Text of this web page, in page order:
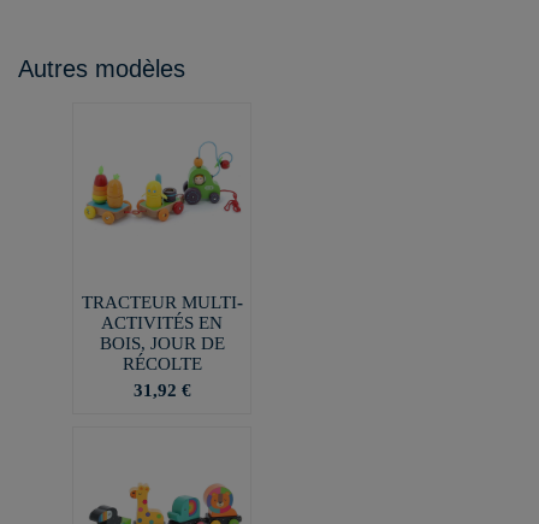
Autres modèles
TRACTEUR MULTI-
ACTIVITÉS EN
BOIS, JOUR DE
RÉCOLTE
31,92 €